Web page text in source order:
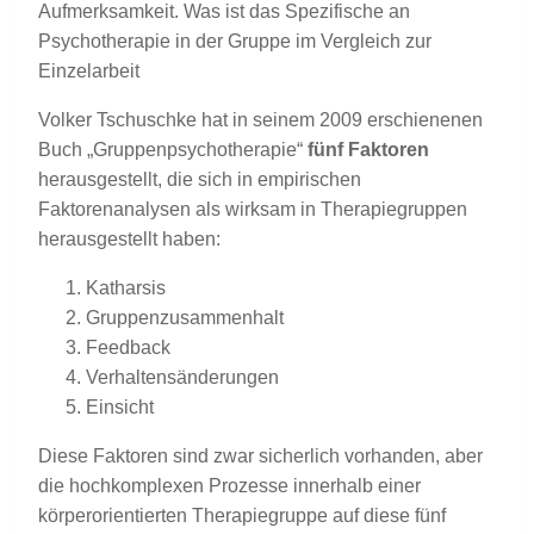
Aufmerksamkeit. Was ist das Spezifische an
Psychotherapie in der Gruppe im Vergleich zur
Einzelarbeit
Volker Tschuschke hat in seinem 2009 erschienenen
Buch „Gruppenpsychotherapie“ fünf Faktoren
herausgestellt, die sich in empirischen
Faktorenanalysen als wirksam in Therapiegruppen
herausgestellt haben:
Katharsis
Gruppenzusammenhalt
Feedback
Verhaltensänderungen
Einsicht
Diese Faktoren sind zwar sicherlich vorhanden, aber
die hochkomplexen Prozesse innerhalb einer
körperorientierten Therapiegruppe auf diese fünf